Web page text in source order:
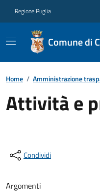
Regione Puglia
Comune di
Home / Amministrazione
Attività e
Condividi
Argomenti